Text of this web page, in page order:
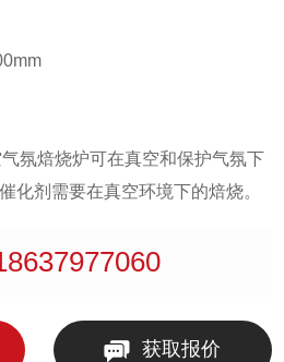
氛焙烧炉可在真空和保护气氛下
化剂需要在真空环境下的焙烧。
获取报价